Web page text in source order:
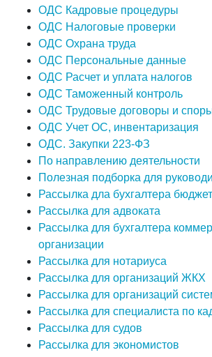
ОДС Кадровые процедуры
ОДС Налоговые проверки
ОДС Охрана труда
ОДС Персональные данные
ОДС Расчет и уплата налогов
ОДС Таможенный контроль
ОДС Трудовые договоры и
ОДС Учет ОС, инвентаризация
ОДС. Закупки 223-ФЗ
По направлению деятельности
Полезная подборка для
Рассылка дла бухгалтера
Рассылка для адвоката
Рассылка для бухгалтера
организации
Рассылка для нотариуса
Рассылка для организаций ЖКХ
Рассылка для организаций
Рассылка для специалиста по
Рассылка для судов
Рассылка для экономистов